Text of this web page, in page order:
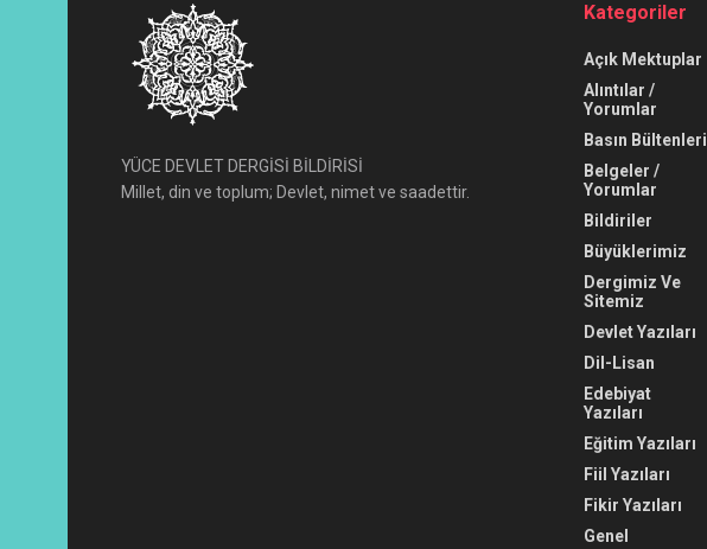
YÜCE DEVLET DERGİSİ BİLDİRİSİ
Millet, din ve toplum; Devlet, nimet ve saadettir.
Kategoriler
Açık Mektuplar
Alıntılar /
Yorumlar
Basın Bültenleri
Belgeler /
Yorumlar
Bildiriler
Büyüklerimiz
Dergimiz Ve
Sitemiz
Devlet Yazıları
Dil-Lisan
Edebiyat
Yazıları
Eğitim Yazıları
Fiil Yazıları
Fikir Yazıları
Genel